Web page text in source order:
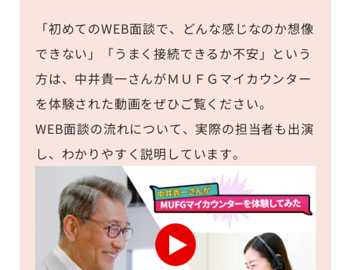
「初めてのWEB面談で、どんな感じなのか想像
できない」「うまく接続できるか不安」という
方は、中井貴一さんがＭＵＦＧマイカウンター
を体験された動画をぜひご覧ください。
WEB面談の流れについて、実際の担当者も出演
し、わかりやすく説明しています。